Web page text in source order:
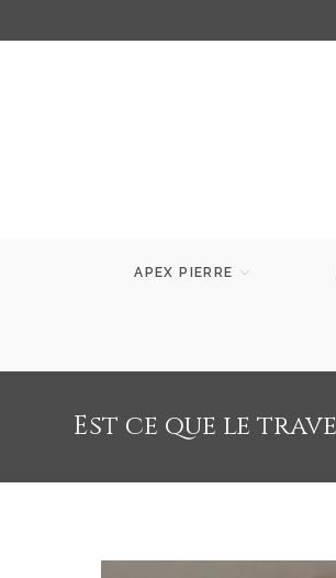
APEX PIERRE
Est ce que le